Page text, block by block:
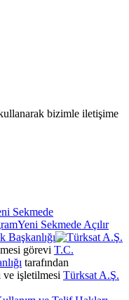
bizimle iletişime
Sekmede
Yeni Sekmede Açılır
görevi T.C.
tarafından
işletilmesi Türksat A.Ş.